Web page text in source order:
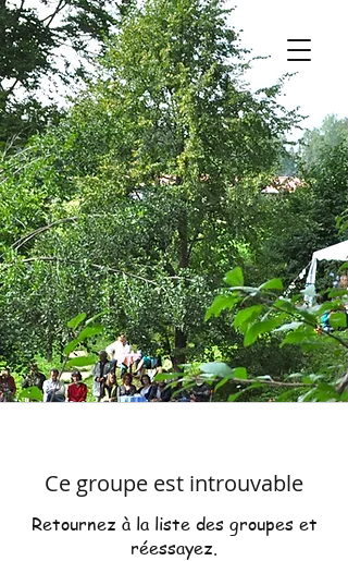
Ce groupe est introuvable
Retournez à la liste des groupes et
réessayez.